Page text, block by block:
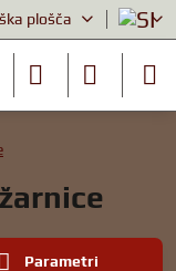
plošča
Parametri